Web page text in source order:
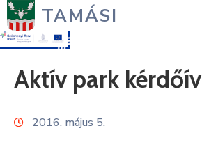
TAMÁSI
Önkormányzat
Aktív park kérdőív
2016. május 5.